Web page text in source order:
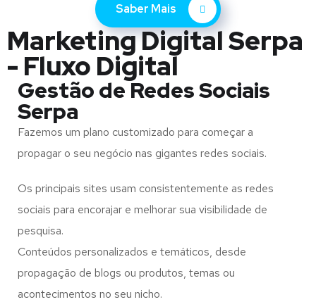
Saber Mais
Marketing Digital Serpa
- Fluxo Digital
Gestão de Redes Sociais
Serpa
Fazemos um plano customizado para começar a
propagar o seu negócio nas gigantes redes sociais.
Os principais sites usam consistentemente as redes
sociais para encorajar e melhorar sua visibilidade de
pesquisa.
Conteúdos personalizados e temáticos, desde
propagação de blogs ou produtos, temas ou
acontecimentos no seu nicho.